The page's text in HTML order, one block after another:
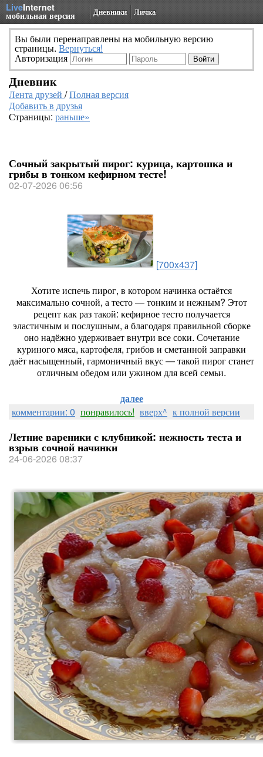
LiveInternet
мобильная версия Дневники Личка
Вы были перенаправлены на мобильную версию
страницы. Вернуться!
Авторизация
Дневник
Лента друзей /Полная версия
Добавить в друзья
Страницы: раньше»
Сочный закрытый пирог: курица, картошка и
грибы в тонком кефирном тесте!
02-07-2026 06:56
[700x437]
Хотитеиспечьпирог, в которомначинкаостаётся
максимальносочной, атесто— тонкими нежным? Этот
рецепткакразтакой: кефирноетестополучается
эластичными послушным, аблагодаряправильной сборке
ононадёжноудерживаетвнутри всесоки. Сочетание
куриногомяса, картофеля, грибов и сметанной заправки
даётнасыщенный, гармоничный вкус— такой пирогстанет
отличнымобедомили ужиномдлявсей семьи.
далее
комментарии: 0 понравилось! вверх^ к полной версии
Летние вареники с клубникой: нежность теста и
взрыв сочной начинки
24-06-2026 08:37